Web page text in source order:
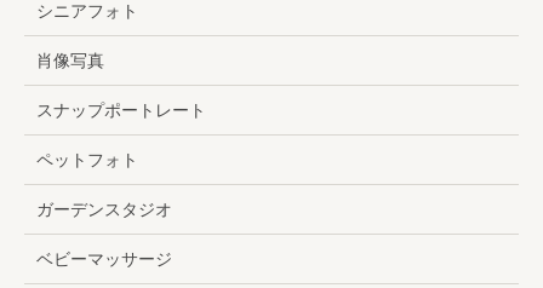
シニアフォト
肖像写真
スナップポートレート
ペットフォト
ガーデンスタジオ
ベビーマッサージ